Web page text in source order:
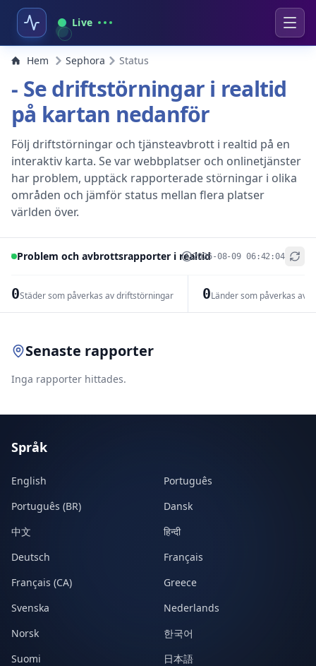
Live
Hem Sephora Status
- Se driftstörningar i realtid
på kartan nedanför
Följ driftstörningar och tjänsteavbrott i realtid på en
interaktiv karta. Se var webbplatser och onlinetjänster
har problem, upptäck rapporterade störningar i olika
områden och jämför status mellan flera platser
världen över.
Problem och avbrottsrapporter i realtid2026-08-09 06:42:04
0Städer som påverkas av driftstörningar 0Länder som påverkas av
+
Senaste rapporter
Inga rapporter hittades.
Språk
English
Português
Português (BR)
Dansk
中文
हिन्दी
Deutsch
Français
Français (CA)
Greece
Svenska
Nederlands
Norsk
한국어
Suomi
日本語